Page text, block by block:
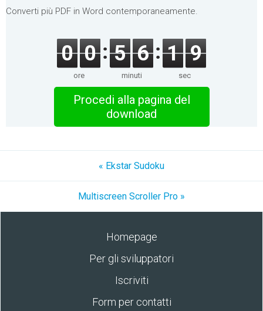
Converti più PDF in Word contemporaneamente.
0 0
ore
5 6
minuti
1 9
sec
Procedi alla pagina del
download
« Ekstar Sudoku
Multiscreen Scroller Pro »
Homepage
Per gli sviluppatori
Iscriviti
Form per contatti